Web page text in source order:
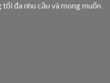
đa nhu cầu và mong muốn